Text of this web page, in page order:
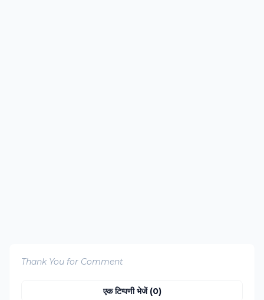
Thank You for Comment
एक टिप्पणी भेजें (0)